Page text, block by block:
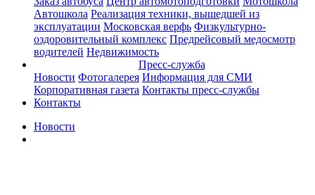
Автошкола Реализация техники, вышедшей из
эксплуатации Московская верфь Физкультурно-
оздоровительный комплекс Предрейсовый медосмотр
водителей Недвижимость
Пресс-служба
Новости Фотогалерея Информация для СМИ
Корпоративная газета Контакты пресс-службы
Контакты
Новости